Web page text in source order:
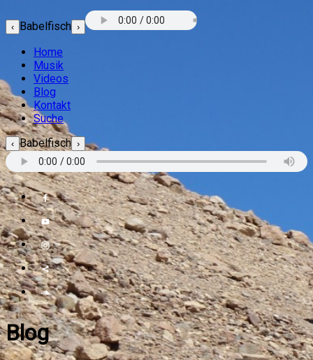
‹ Babelfisch ›
Home
Musik
Videos
Blog
Kontakt
Suche
‹ Babelfisch ›
Blog